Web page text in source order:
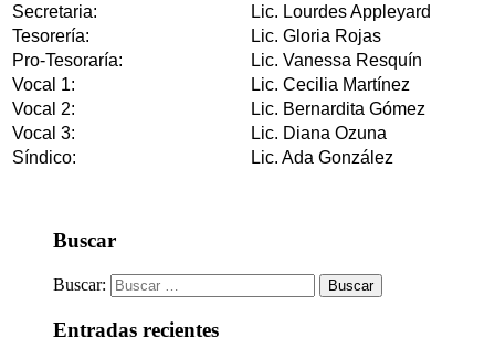
Secretaria:
Lic. Lourdes Appleyard
Tesorería:
Lic. Gloria Rojas
Pro-Tesoraría:
Lic. Vanessa Resquín
Vocal 1:
Lic. Cecilia Martínez
Vocal 2:
Lic. Bernardita Gómez
Vocal 3:
Lic. Diana Ozuna
Síndico:
Lic. Ada González
Buscar
Buscar:
Entradas recientes